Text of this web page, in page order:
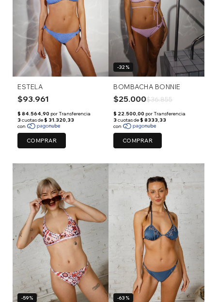
ESTELA
$93.961
COMPRAR
-32%
BOMBACHA BONNIE
$25.000$36.855
COMPRAR
-59% -63%